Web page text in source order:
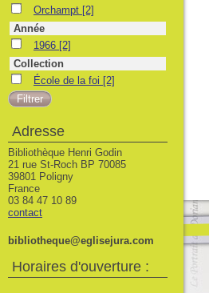
OrchamptOrchampt [2]
Année
1966 1966 [2]
Collection
École de la foi
École de la foi [2]
Adresse
Bibliothèque Henri Godin
21 rue St-Roch BP 70085
39801 Poligny
France
03 84 47 10 89
contact
bibliotheque@eglisejura.com
Horaires d'ouverture :